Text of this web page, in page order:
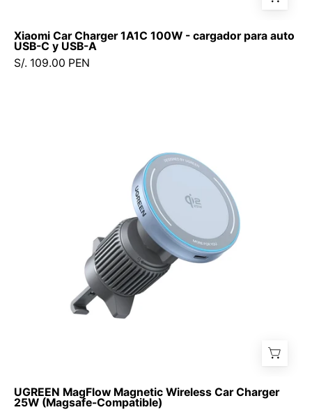
Xiaomi Car Charger 1A1C 100W - cargador para auto
USB-C y USB-A
S/. 109.00 PEN
Wireless
Car
25W
(Magsafe-
Compatible)
UGREEN MagFlow Magnetic Wireless Car Charger
25W (Magsafe-Compatible)